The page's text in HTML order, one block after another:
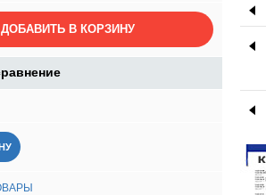
ДОБАВИТЬ В КОРЗИНУ